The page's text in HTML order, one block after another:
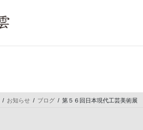
お知らせ ブログ 第５６回日本現代工芸美術展